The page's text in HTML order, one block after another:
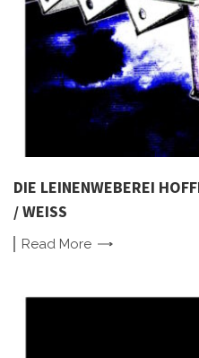
DIE LEINENWEBEREI
/ WEISS
Read More